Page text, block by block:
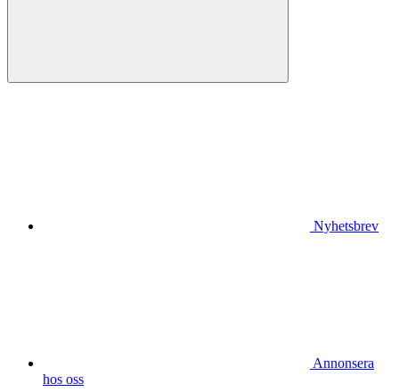
Nyhetsbrev
Annonsera
hos oss